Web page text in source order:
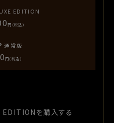
EDITION
円(税込)
通常版
円(税込)
を購入する